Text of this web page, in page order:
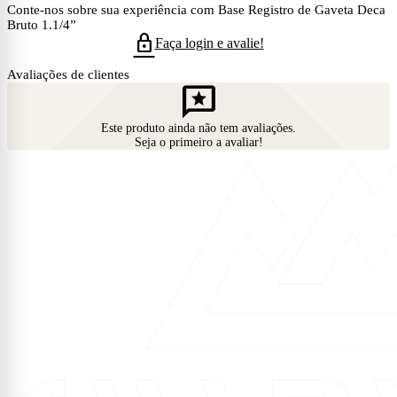
Conte-nos sobre sua experiência com Base Registro de Gaveta Deca
Bruto 1.1/4”
lockFaça login e avalie!
Avaliações de clientes
reviews
Este produto ainda não tem avaliações.
Seja o primeiro a avaliar!